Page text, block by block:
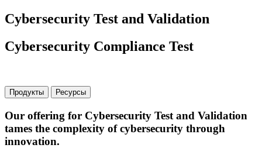
Cybersecurity Test and Validation
Cybersecurity Compliance Test
Продукты Ресурсы
Our offering for Cybersecurity Test and Validation
tames the complexity of cybersecurity through
innovation.